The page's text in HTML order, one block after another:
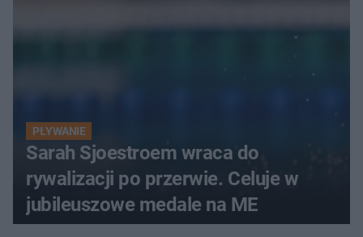
PŁYWANIE
Sarah Sjoestroem wraca do
rywalizacji po przerwie. Celuje w
jubileuszowe medale na ME